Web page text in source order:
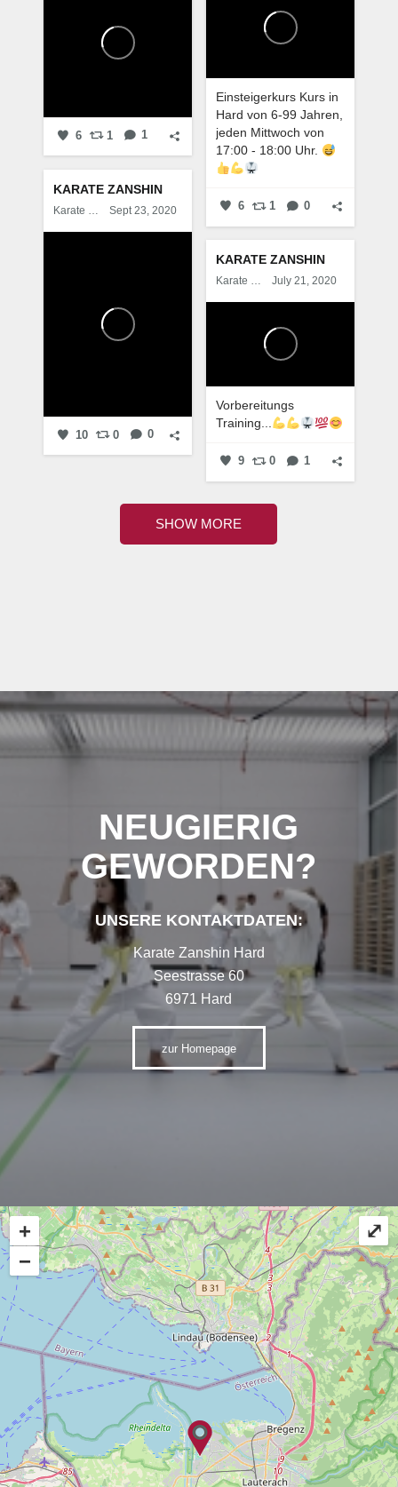
6 1 1
Einsteigerkurs Kurs in
Hard von 6-99 Jahren,
jeden Mittwoch von
17:00 - 18:00 Uhr.
6 1 0
KARATE ZANSHIN
Sept 23, 2020
10 0 0
KARATE ZANSHIN
July 21, 2020
Vorbereitungs
Training...
9 0 1
SHOW MORE
NEUGIERIG
GEWORDEN?
UNSERE KONTAKTDATEN:
Karate Zanshin Hard
Seestrasse 60
6971 Hard
zur Homepage
+
−
⤢